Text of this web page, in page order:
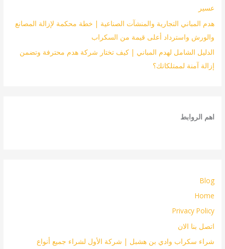
عسير
هدم المباني التجارية والمنشآت الصناعية | خطة محكمة لإزالة المصانع
والورش واسترداد أعلى قيمة من السكراب
الدليل الشامل لهدم المباني | كيف تختار شركة هدم محترفة وتضمن
إزالة آمنة لممتلكاتك؟
اهم الروابط
Blog
Home
Privacy Policy
اتصل بنا الان
شراء سكراب وادي بن هشبل | شركة الأول لشراء جميع أنواع